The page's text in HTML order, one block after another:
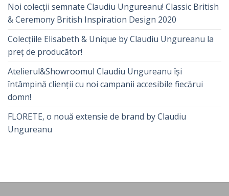
Noi colecții semnate Claudiu Ungureanu! Classic British
& Ceremony British Inspiration Design 2020
Colecțiile Elisabeth & Unique by Claudiu Ungureanu la
preț de producător!
Atelierul&Showroomul Claudiu Ungureanu își
întâmpină clienții cu noi campanii accesibile fiecărui
domn!
FLORETE, o nouă extensie de brand by Claudiu
Ungureanu